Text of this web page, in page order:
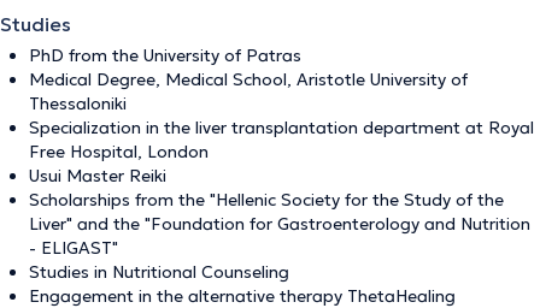
Studies
PhD from the University of Patras
Medical Degree, Medical School, Aristotle University of
Thessaloniki
Specialization in the liver transplantation department at Royal
Free Hospital, London
Usui Master Reiki
Scholarships from the "Hellenic Society for the Study of the
Liver" and the "Foundation for Gastroenterology and Nutrition
- ELIGAST"
Studies in Nutritional Counseling
Engagement in the alternative therapy ThetaHealing